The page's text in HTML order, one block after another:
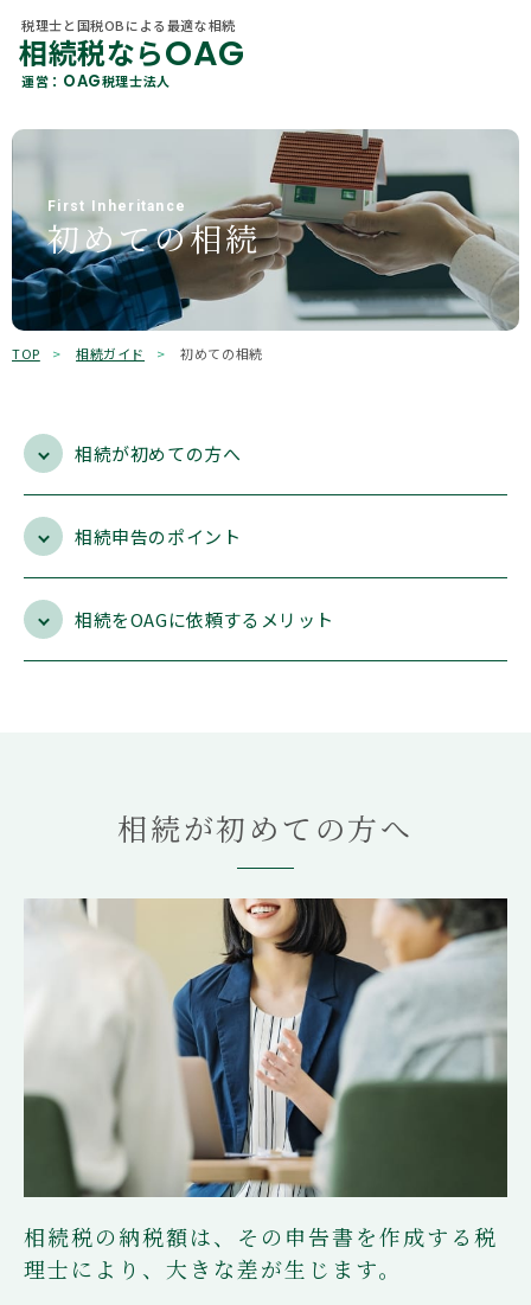
税理士と国税OBによる最適な相続
相続税ならOAG
運営： OAG税理士法人
税理士と国税OBによる最適な相続
相続税ならOAG
相続コラム
よくあるご質問
お問い合わせ
OAGを知る
相続ガイド
カテゴリ 一覧
贈与
相続手続き
遺言
相続
不動産
保険
贈与税
所得税
キーワード検索
もめる兄弟姉妹延滞税必要書類控除株式相続相続手続き
遺産相続遺留分非課税
方
【遺産分割協議書の5つの提出
先】手続きの内容と提出期限を解
説
相続権がある人・ない人とは？配
偶者・子・兄弟姉妹の相続順位と
除外される場合
当社概要
Member
税理士紹介
Office Information
事務所一覧
Why Choose Us
選ばれる理由
First Inheritance
初めての相続
TOP 相続ガイド 初めての相続
相続が初めての方へ
相続申告のポイント
相続をOAGに依頼するメリット
相続が初めての方へ
相続税の納税額は、その申告書を作成する税
理士により、大きな差が生じます。